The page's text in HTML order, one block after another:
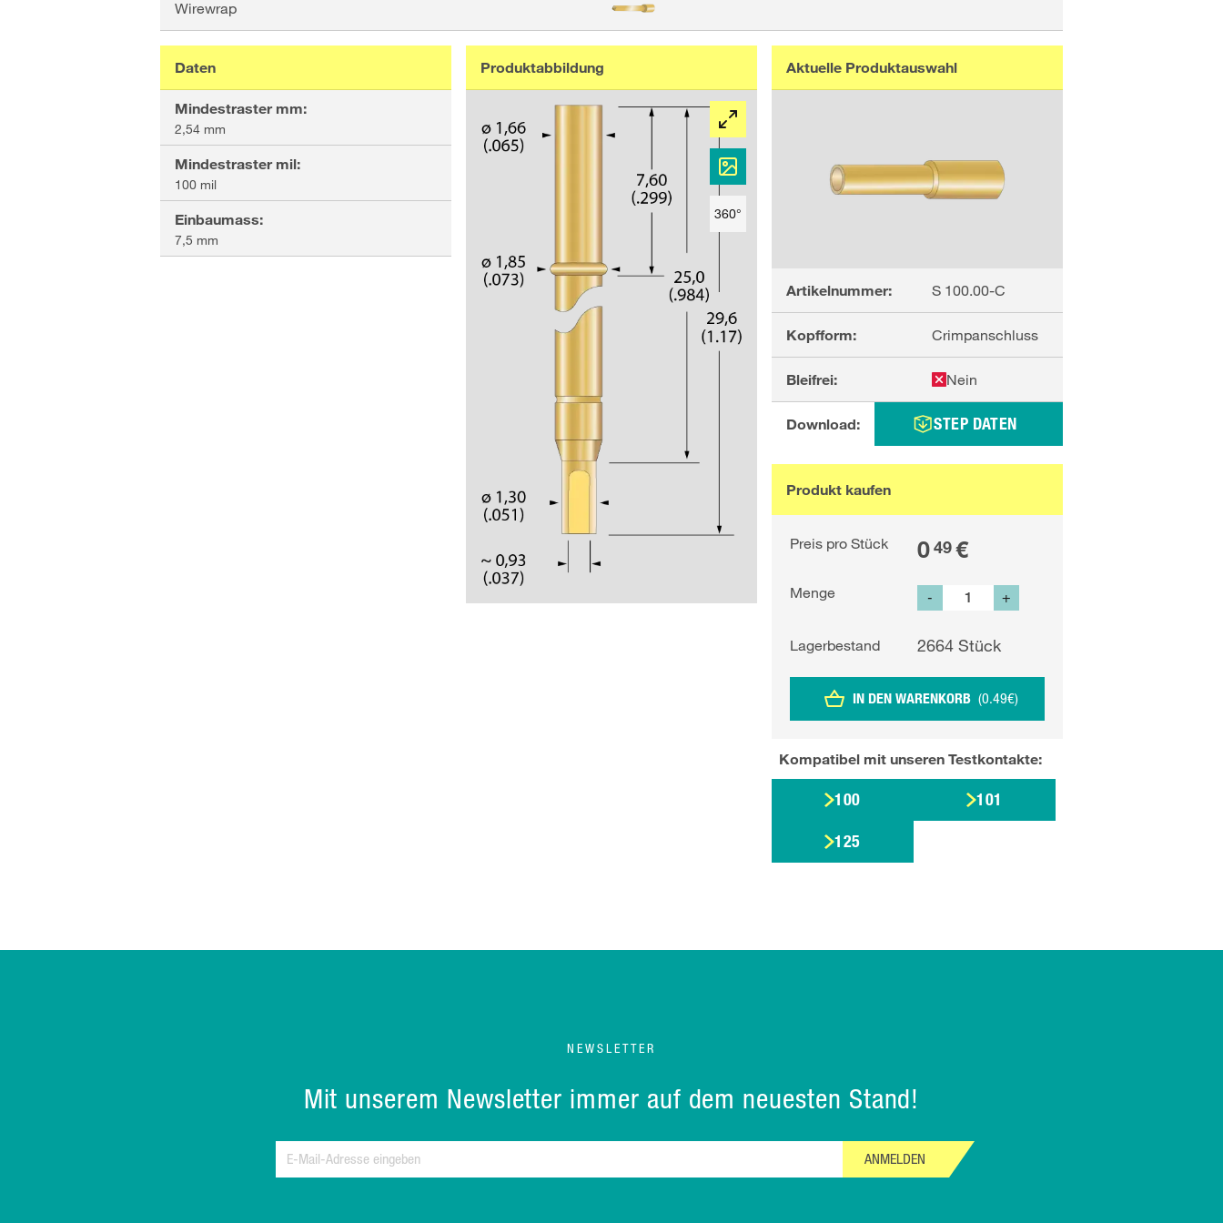
Daten
Mindestraster mm:
2,54 mm
Mindestraster mil:
100 mil
Einbaumass:
7,5 mm
Wirewrap
Aktuelle Produktauswahl
Artikelnummer: S 100.00-C
Kopfform: Crimpanschluss
Bleifrei: Nein
Download: STEP DATEN
Produkt kaufen
Preis pro Stück 049€
Menge - +
Lagerbestand 2664 Stück
IN DEN WARENKORB (0.49€)
Kompatibel mit unseren Testkontakte:
100
101
125
Produktabbildung
360°
NEWSLETTER
Mit unserem Newsletter immer auf dem neuesten Stand!
ANMELDEN